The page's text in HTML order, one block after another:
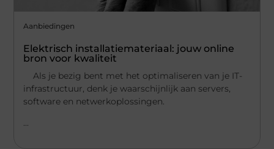
Aanbiedingen
Elektrisch installatiemateriaal: jouw online
bron voor kwaliteit
Als je bezig bent met het optimaliseren van je IT-
infrastructuur, denk je waarschijnlijk aan servers,
software en netwerkoplossingen.
...